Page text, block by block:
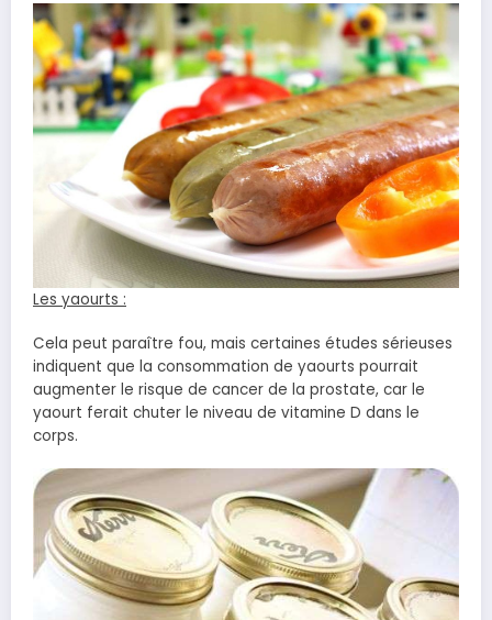
Les yaourts :
Cela peut paraître fou, mais certaines études sérieuses
indiquent que la consommation de yaourts pourrait
augmenter le risque de cancer de la prostate, car le
yaourt ferait chuter le niveau de vitamine D dans le
corps.